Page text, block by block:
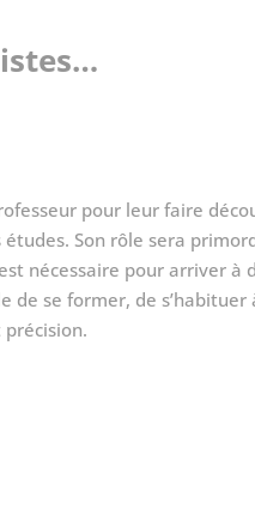
pour leur faire
Son rôle sera
nécessaire pour arriver à
de se former, de s’habituer
précision.